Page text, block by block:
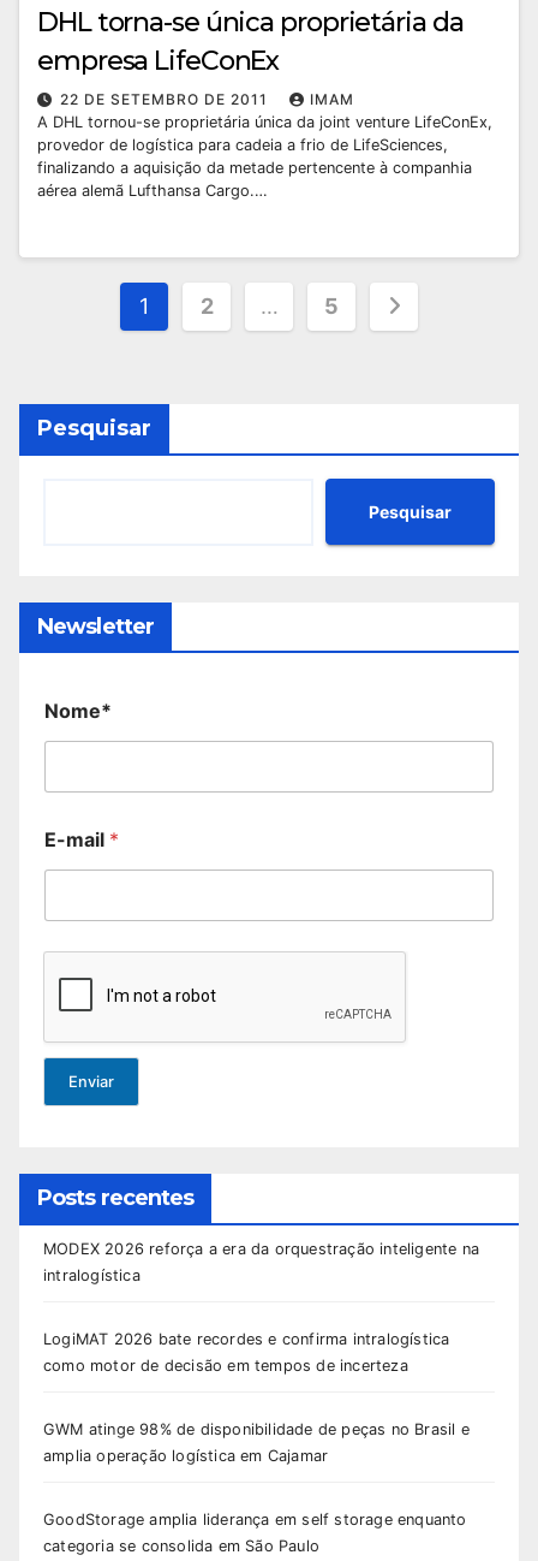
DHL torna-se única proprietária da
empresa LifeConEx
22 DE SETEMBRO DE 2011
IMAM
A DHL tornou-se proprietária única da joint venture LifeConEx,
provedor de logística para cadeia a frio de LifeSciences,
finalizando a aquisição da metade pertencente à companhia
aérea alemã Lufthansa Cargo.…
Paginação
de
1 2 … 5
Pesquisar
Pesquisar
Newsletter
Nome*
E-mail *
Enviar
Posts recentes
MODEX 2026 reforça a era da orquestração inteligente na
intralogística
LogiMAT 2026 bate recordes e confirma intralogística
como motor de decisão em tempos de incerteza
GWM atinge 98% de disponibilidade de peças no Brasil e
amplia operação logística em Cajamar
GoodStorage amplia liderança em self storage enquanto
categoria se consolida em São Paulo